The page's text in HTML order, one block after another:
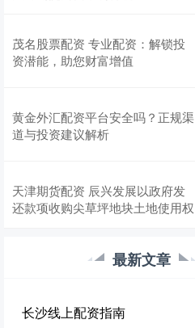
茂名股票配资 专业配资：解锁投
资潜能，助您财富增值
黄金外汇配资平台安全吗？正规渠
道与投资建议解析
天津期货配资 辰兴发展以政府发
还款项收购尖草坪地块土地使用权
最新文章
长沙线上配资指南